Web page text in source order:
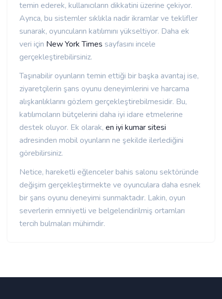
temin ederek, kullanıcıların dikkatini üzerine çekiyor.
Ayrıca, bu sistemler sıklıkla nadir ikramlar ve teklifler
sunarak, oyuncuların katılımını yükseltiyor. Daha ek
veri için New York Times sayfasını incele
gerçekleştirebilirsiniz.
Taşınabilir oyunların temin ettiği bir başka avantaj ise,
ziyaretçilerin şans oyunu deneyimlerini ve harcama
alışkanlıklarını gözlem gerçekleştirebilmesidir. Bu,
katılımcıların bütçelerini daha iyi idare etmelerine
destek oluyor. Ek olarak, en iyi kumar sitesi
adresinden mobil oyunların ne şekilde ilerlediğini
görebilirsiniz.
Netice, hareketli eğlenceler bahis salonu sektöründe
değişim gerçekleştirmekte ve oyunculara daha esnek
bir şans oyunu deneyimi sunmaktadır. Lakin, oyun
severlerin emniyetli ve belgelendirilmiş ortamları
tercih bulmaları mühimdir.